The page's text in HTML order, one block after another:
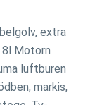
extra
8l Motorn
luftburen
markis,